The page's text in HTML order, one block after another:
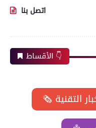
اتصل بنا
الأقساط 👇
التقنية